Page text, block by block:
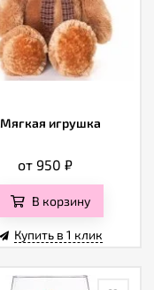
Мягкая игрушка
от 950₽
В корзину
Купить в 1 клик